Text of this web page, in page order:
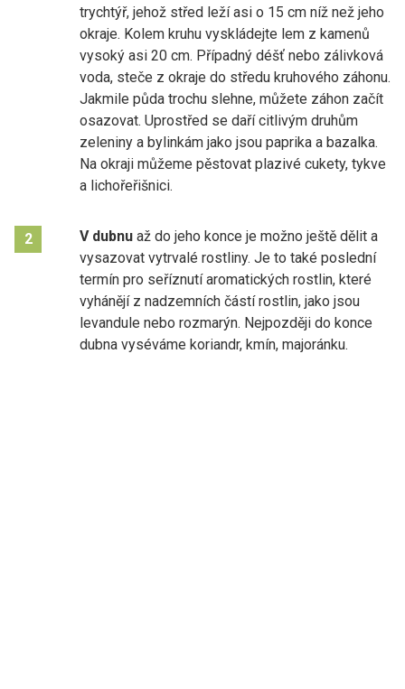
trychtýř, jehož střed leží asi o 15 cm níž než jeho
okraje. Kolem kruhu vyskládejte lem z kamenů
vysoký asi 20 cm. Případný déšť nebo zálivková
voda, steče z okraje do středu kruhového záhonu.
Jakmile půda trochu slehne, můžete záhon začít
osazovat. Uprostřed se daří citlivým druhům
zeleniny a bylinkám jako jsou paprika a bazalka.
Na okraji můžeme pěstovat plazivé cukety, tykve
a lichořeřišnici.
2 V dubnu až do jeho konce je možno ještě dělit a
vysazovat vytrvalé rostliny. Je to také poslední
termín pro seříznutí aromatických rostlin, které
vyhánějí z nadzemních částí rostlin, jako jsou
levandule nebo rozmarýn. Nejpozději do konce
dubna vyséváme koriandr, kmín, majoránku.